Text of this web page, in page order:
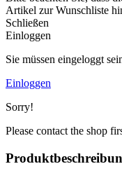
Artikel zur Wunschliste
Schließen
Einloggen
Sie müssen eingeloggt
Einloggen
Sorry!
Please contact the shop